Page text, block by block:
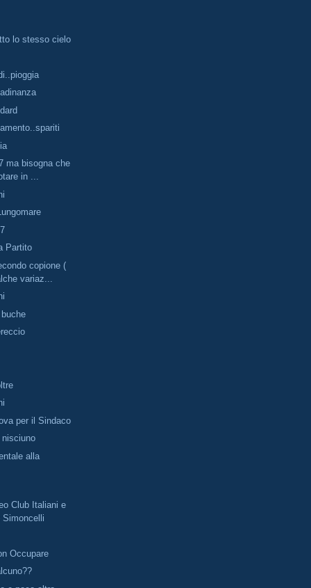
lo stesso cielo
ma bisogna che
in ...
Partito
copione (
variaz...
per il Sindaco
alla
Club Italiani e
Simoncelli
Occupare